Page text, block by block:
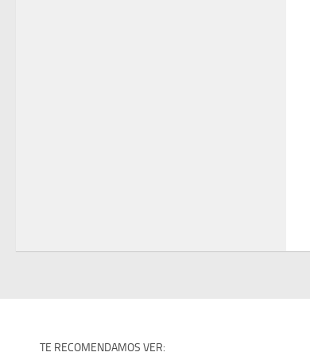
TE RECOMENDAMOS VER: